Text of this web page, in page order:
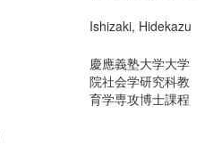
Ishizaki, Hidekazu
慶應義塾大学大学
院社会学研究科教
育学専攻博士課程